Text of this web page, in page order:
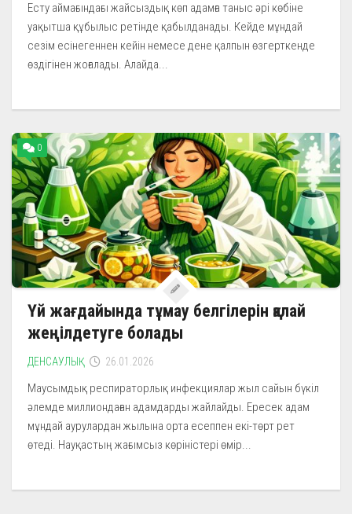
Есту аймағындағы жайсыздық көп адамға таныс әрі көбіне
уақытша құбылыс ретінде қабылданады. Кейде мұндай
сезім есінегеннен кейін немесе дене қалпын өзгерткенде
өздігінен жоғалады. Алайда...
0
Үй жағдайында тұмау белгілерін қалай
жеңілдетуге болады
ДЕНСАУЛЫҚ 26.01.2026
Маусымдық респираторлық инфекциялар жыл сайын бүкіл
әлемде миллиондаған адамдарды жайлайды. Ересек адам
мұндай аурулардан жылына орта есеппен екі-төрт рет
өтеді. Науқастың жағымсыз көріністері өмір...